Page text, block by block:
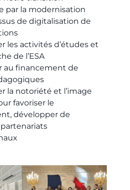
par la modernisation
de digitalisation de
les activités d’études et
de l’ESA
au financement de
la notoriété et l’image
favoriser le
développer de